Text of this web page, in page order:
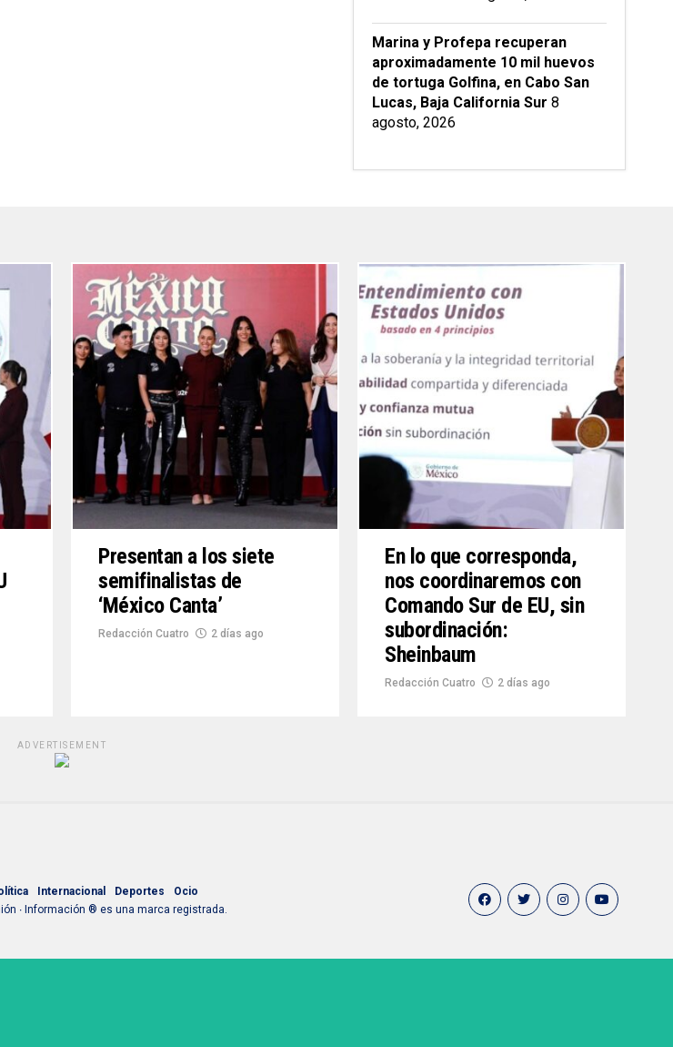
Marina y Profepa recuperan
aproximadamente 10 mil huevos
de tortuga Golfina, en Cabo San
Lucas, Baja California Sur 8
agosto, 2026
Presentan a los siete
semifinalistas de
‘México Canta’
Redacción Cuatro 2 días ago
En lo que corresponda,
nos coordinaremos con
Comando Sur de EU, sin
subordinación:
Sheinbaum
Redacción Cuatro 2 días ago
ADVERTISEMENT
Internacional Deportes
Ocio
∙ Información ® es una marca registrada.